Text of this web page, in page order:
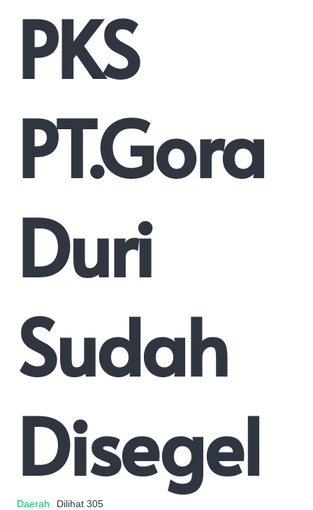
PKS
PT.Gora
Duri
Sudah
Disegel
Daerah Dilihat 305